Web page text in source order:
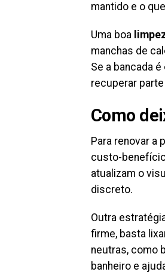
mantido e o
Uma boa
manchas de
Se a bancada
recuperar
Como
Para renovar a
custo-
atualizam o
discreto.
Outra
firme, basta
neutras, como
banheiro e